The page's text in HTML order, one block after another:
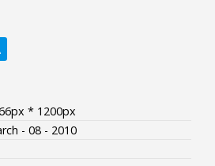
* 1200px
- 08 - 2010